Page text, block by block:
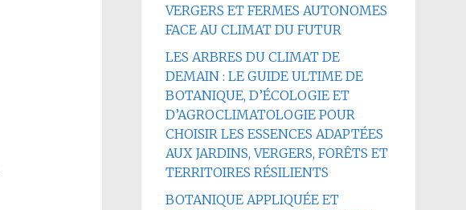
VERGERS ET FERMES AUTONOMES
FACE AU CLIMAT DU FUTUR
LES ARBRES DU CLIMAT DE
DEMAIN : LE GUIDE ULTIME DE
BOTANIQUE, D’ÉCOLOGIE ET
D’AGROCLIMATOLOGIE POUR
CHOISIR LES ESSENCES ADAPTÉES
AUX JARDINS, VERGERS, FORÊTS ET
TERRITOIRES RÉSILIENTS
BOTANIQUE APPLIQUÉE ET